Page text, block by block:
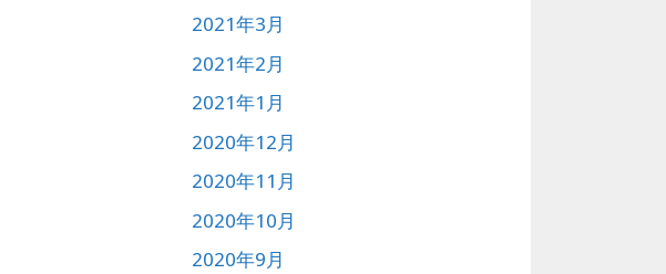
2021年3月
2021年2月
2021年1月
2020年12月
2020年11月
2020年10月
2020年9月